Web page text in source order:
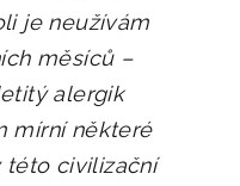
je neužívám
měsíců –
alergik
mírní některé
této civilizační